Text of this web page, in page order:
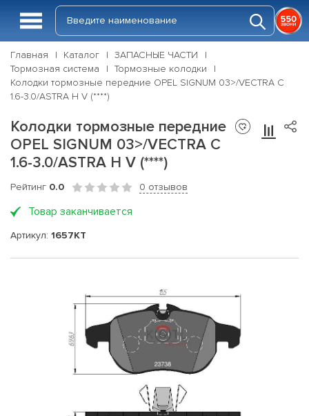
Главная Каталог
ЗАПАСНЫЕ ЧАСТИ
Тормозная система
Тормозные колодки
Колодки тормозные передние OPEL SIGNUM 03>/VECTRA C
1.6-3.0/ASTRA H V (****)
Колодки тормозные передние
OPEL SIGNUM 03>/VECTRA C
1.6-3.0/ASTRA H V (****)
Рейтинг 0.0 0 отзывов
Товар заканчивается
Артикул: 1657KT